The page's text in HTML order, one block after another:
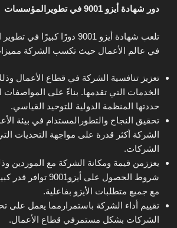
دور شهادة أيزو 9001 في تطويرالمؤسسات
تلعب شهادة أيزو 9001 دورًا
في عالم الأعمال حيث تكسب الشركة
تعزيز تنافسية الشركة في قطاع الأعمال
الخدمات التي تقدمها. بناءً على المواصفات
حددتها المنظمة الدولية للتوحيد القياسي.
تحقيق النجاح والتطورالمستدام في بيئة
الشركة أكثر قدرة على مواجهة التحديات
الشركات.
يعززمن قيمة ومكانة الشركة مع الموردين
شروط الحصول على
مع جميع متطلبات الأيزو بفاعلية.
تقييم أداء الشركة باستمرارمما يعمل على
الشركات بشكل مستمرفي قطاع الأعمال.